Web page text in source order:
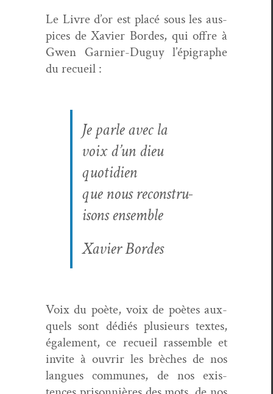
Le Livre d’or est placé sous les aus­
pices de Xavier Bor­des, qui offre à
Gwen Gar­nier-Duguy l’épigraphe
du recueil :
Je par­le avec la
voix d’un dieu
quotidien
que nous recon­stru­
isons ensemble
Xavier Bor­des
Voix du poète, voix de poètes aux­
quels sont dédiés plusieurs textes,
égale­ment, ce recueil rassem­ble et
invite à ouvrir les brèch­es de nos
langues com­munes, de nos exis­